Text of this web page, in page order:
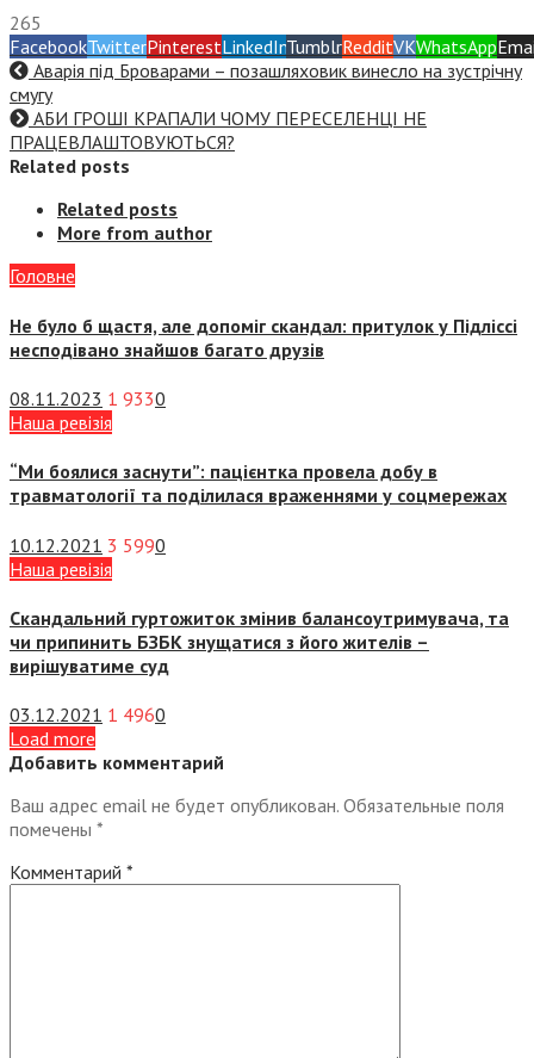
265
FacebookTwitterPinterestLinkedInTumblrRedditVKWhatsApp
Аварія під Броварами – позашляховик винесло на зустрічну
смугу
АБИ ГРОШІ КРАПАЛИ ЧОМУ ПЕРЕСЕЛЕНЦІ НЕ
ПРАЦЕВЛАШТОВУЮТЬСЯ?
Related posts
Related posts
More from author
Головне
Не було б щастя, але допоміг скандал: притулок у Підліссі
несподівано знайшов багато друзів
08.11.2023 1 9330
Наша ревізія
“Ми боялися заснути”: пацієнтка провела добу в
травматології та поділилася враженнями у соцмережах
10.12.2021 3 5990
Наша ревізія
Скандальний гуртожиток змінив балансоутримувача, та
чи припинить БЗБК знущатися з його жителів –
вирішуватиме суд
03.12.2021 1 4960
Load more
Добавить комментарий
Ваш адрес email не будет опубликован. Обязательные поля
помечены *
Комментарий *